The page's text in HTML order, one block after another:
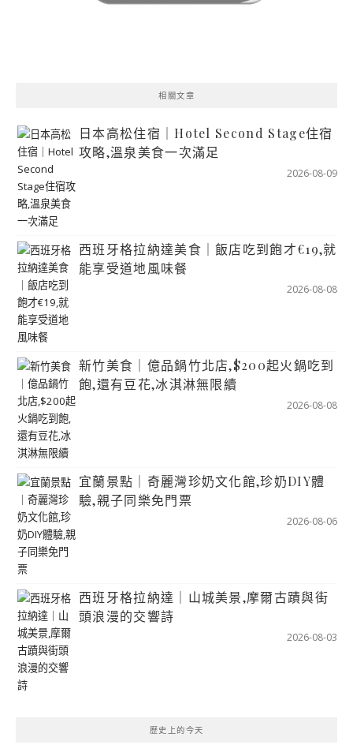
相關文章
日本高松住宿｜Hotel Second Stage住宿
攻略,溫泉美食一次滿足
2026-08-09
西班牙格拉納達美食｜飯店吃到飽才€19,就
能享受道地風味餐
2026-08-08
新竹美食｜億品鍋竹北店,$200起火鍋吃到
飽,還有豆花,冰淇淋無限續
2026-08-08
宜蘭景點｜奇麗灣珍奶文化館,珍奶DIY體
驗,親子同樂免門票
2026-08-06
西班牙格拉納達｜山城美景,摩爾古蹟與街
頭浪漫的交響詩
2026-08-03
歷史上的今天